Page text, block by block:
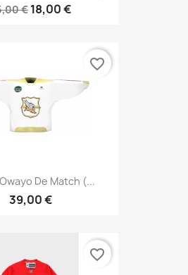
€ 18,00 €
De Match (...
39,00 €
favorite_border
favorite_border